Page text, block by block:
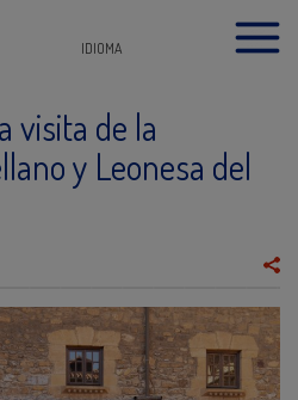
IDIOMA
visita de la
y Leonesa del